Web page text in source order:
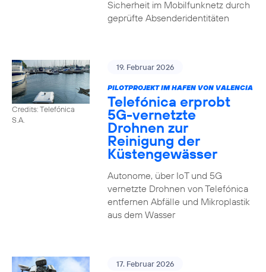
Sicherheit im Mobilfunknetz durch
geprüfte Absenderidentitäten
Credits: Telefónica
S.A.
19. Februar 2026
PILOTPROJEKT IM HAFEN VON VALENCIA
Telefónica erprobt
5G-vernetzte
Drohnen zur
Reinigung der
Küstengewässer
Autonome, über IoT und 5G
vernetzte Drohnen von Telefónica
entfernen Abfälle und Mikroplastik
aus dem Wasser
17. Februar 2026